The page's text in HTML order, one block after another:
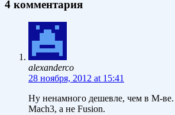
4 комментария
alexanderco
28 ноября, 2012 at 15:41
Ну ненамного дешевле, чем в М-ве.
Mach3, а не Fusion.